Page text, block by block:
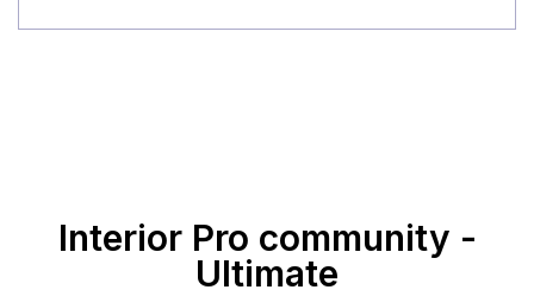
Interior Pro community -
Ultimate